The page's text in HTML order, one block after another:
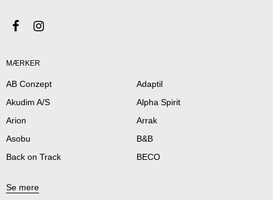
MÆRKER
AB Conzept
Adaptil
Akudim A/S
Alpha Spirit
Arion
Arrak
Asobu
B&B
Back on Track
BECO
Se mere